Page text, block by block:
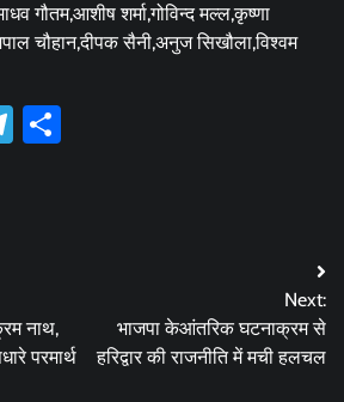
गौतम,आशीष शर्मा,गोविन्द मल्ल,कृष्णा
चौहान,दीपक सैनी,अनुज सिखौला,विश्वम
Telegram
नाथ,
परमार्थ
Next:
भाजपा केआंतरिक घटनाक्रम से
हरिद्वार की राजनीति में मची हलचल